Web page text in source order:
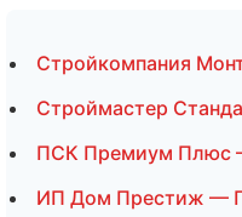
Стройкомпания
Строймастер
ПСК Премиум Плюс
ИП Дом Престиж —